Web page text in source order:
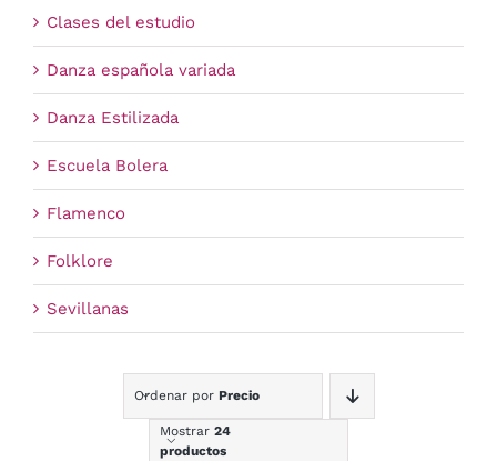
Carrito
Clases del estudio
Danza española variada
Danza Estilizada
Escuela Bolera
Flamenco
Folklore
Sevillanas
Ordenar por Precio
Mostrar 24
productos